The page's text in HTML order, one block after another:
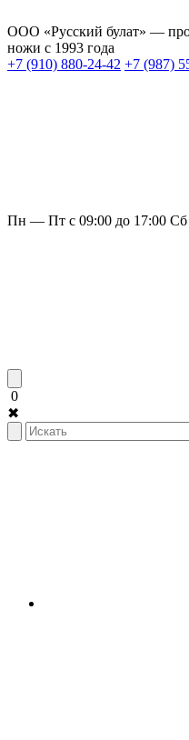
ООО «Русский булат» —
ножи с 1993 года
+7 (910) 880-24-42 +7 (987)
Пн — Пт с 09:00 до 17:00 Сб
0
✖